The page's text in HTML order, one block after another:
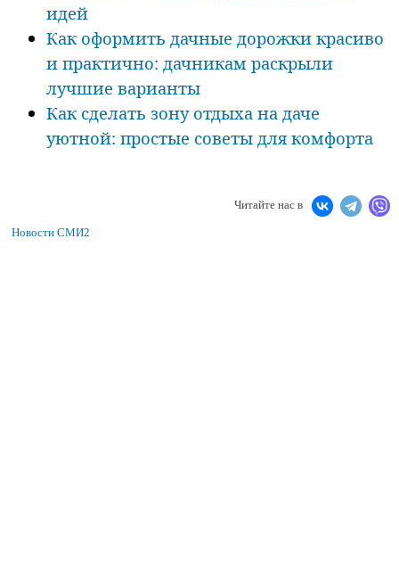
идей
Как оформить дачные дорожки красиво
и практично: дачникам раскрыли
лучшие варианты
Как сделать зону отдыха на даче
уютной: простые советы для комфорта
Читайте нас в
Новости СМИ2